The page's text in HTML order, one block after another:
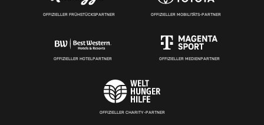
OFFIZIELLER FRÜHSTÜCKSPARTNER OFFIZIELLER MOBILITÄTS-PARTNER
OFFIZIELLER HOTELPARTNER OFFIZIELLER MEDIENPARTNER
OFFIZIELLER CHARITY-PARTNER